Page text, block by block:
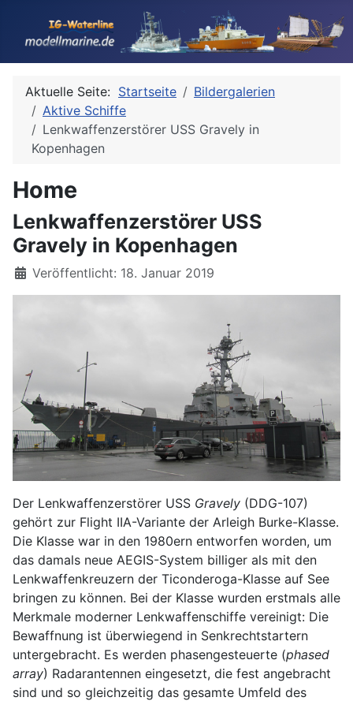
Aktuelle Seite: Startseite
Bildergalerien
Aktive Schiffe
Lenkwaffenzerstörer USS Gravely in
Kopenhagen
Home
Lenkwaffenzerstörer USS
Gravely in Kopenhagen
Details
Veröffentlicht: 18. Januar 2019
Der Lenkwaffenzerstörer USS Gravely (DDG-107)
gehört zur Flight IIA-Variante der Arleigh Burke-Klasse.
Die Klasse war in den 1980ern entworfen worden, um
das damals neue AEGIS-System billiger als mit den
Lenkwaffenkreuzern der Ticonderoga-Klasse auf See
bringen zu können. Bei der Klasse wurden erstmals alle
Merkmale moderner Lenkwaffenschiffe vereinigt: Die
Bewaffnung ist überwiegend in Senkrechtstartern
untergebracht. Es werden phasengesteuerte (phased
array) Radarantennen eingesetzt, die fest angebracht
sind und so gleichzeitig das gesamte Umfeld des